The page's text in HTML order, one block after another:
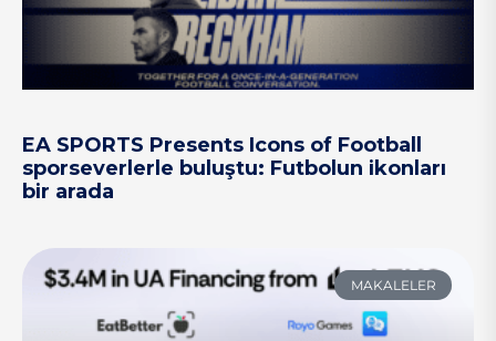
EA SPORTS Presents Icons of Football
sporseverlerle buluştu: Futbolun ikonları
bir arada
MAKALELER